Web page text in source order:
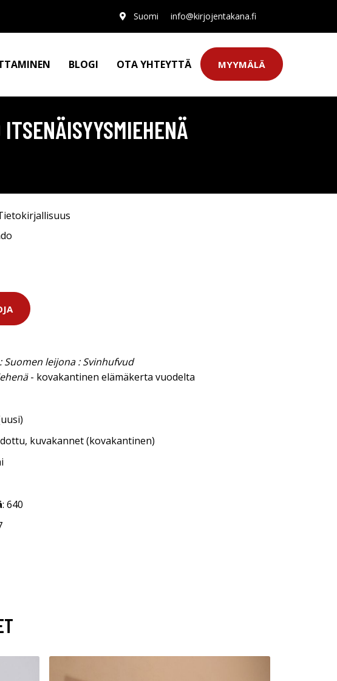
Suomi info@kirjojentakana.fi
BLOGI OTA YHTEYTTÄ MYYMÄLÄ
Suomen leijona : Svinhufvud
- kovakantinen elämäkerta vuodelta
kuvakannet (kovakantinen)
: 640